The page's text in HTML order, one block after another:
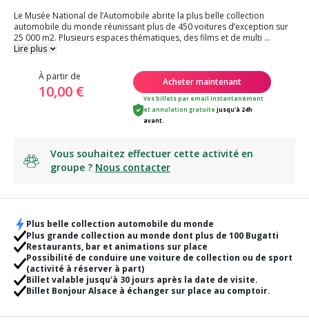
Le Musée National de l’Automobile abrite la plus belle collection
automobile du monde réunissant plus de 450 voitures d’exception sur
25 000 m2. Plusieurs espaces thématiques, des films et de multi ...
Lire plus
À partir de
10,00 €
Acheter maintenant
Vos billets par email instantanément
etannulation gratuite jusqu'à 24h
avant.
Vous souhaitez effectuer cette activité en
groupe ? Nous contacter
Plus belle collection automobile du monde
Plus grande collection au monde dont plus de 100 Bugatti
Restaurants, bar et animations sur place
Possibilité de conduire une voiture de collection ou de sport
(activité à réserver à part)
Billet valable jusqu'à 30 jours après la date de visite.
Billet Bonjour Alsace à échanger sur place au comptoir.